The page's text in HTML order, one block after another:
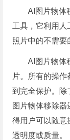
AI图片物体
工具，它利用人
照片中的不需要
AI图片物体
片。所有的操
到完全保护。除
图片物体移除
得用户可以随意
透明度或质量。